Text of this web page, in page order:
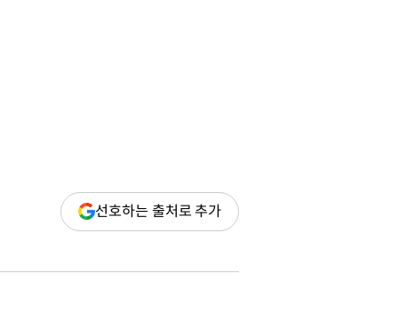
선호하는 출처로 추가(새
창